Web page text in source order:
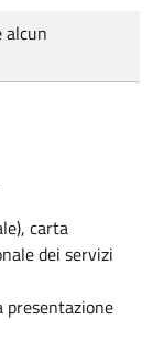
alcun
carta
dei servizi